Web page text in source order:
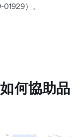
）。
何協助品